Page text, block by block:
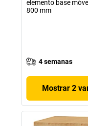
elemento base
800 mm
4 semanas
Mostrar 2